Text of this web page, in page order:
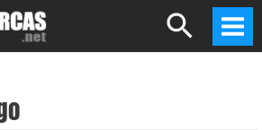
Search